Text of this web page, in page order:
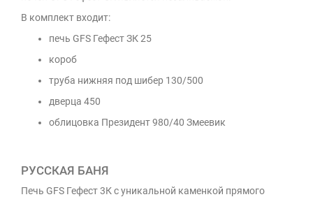
В комплект входит:
печь GFS Гефест ЗК 25
короб
труба нижняя под шибер 130/500
дверца 450
облицовка Президент 980/40 Змеевик
РУССКАЯ БАНЯ
Печь GFS Гефест 3К с уникальной каменкой прямого